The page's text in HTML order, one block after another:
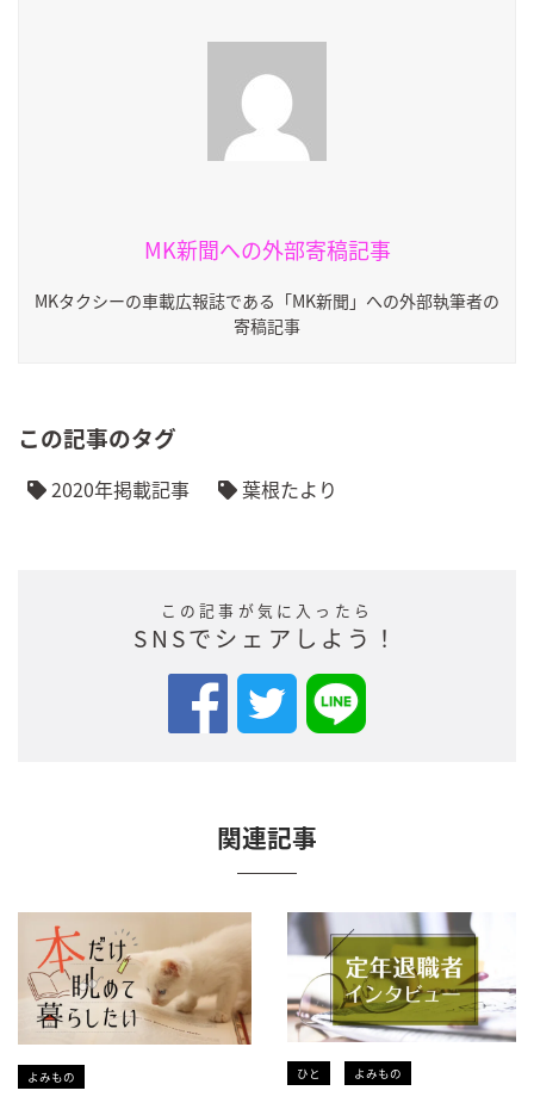
MK新聞への外部寄稿記事
MKタクシーの車載広報誌である「MK新聞」への外部執筆者の
寄稿記事
この記事のタグ
2020年掲載記事 葉根たより
この記事が気に入ったら
SNSでシェアしよう！
関連記事
よみもの ひと よみもの